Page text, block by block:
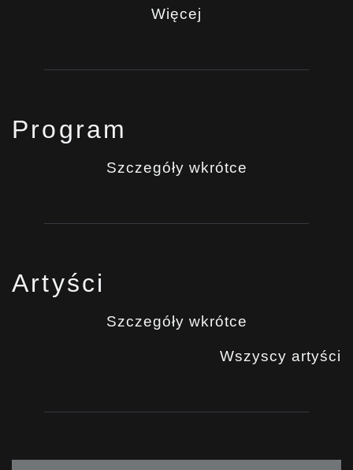
Więcej
Program
Szczegóły wkrótce
Artyści
Szczegóły wkrótce
Wszyscy artyści